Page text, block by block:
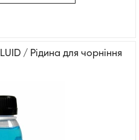
/ Рідина для чорніння